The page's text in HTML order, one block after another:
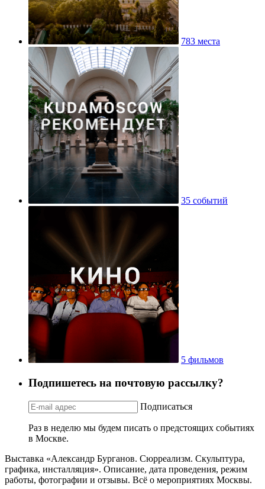
783 места
35 событий
5 фильмов
Подпишетесь на почтовую рассылку?
Подписаться
Раз в неделю мы будем писать о предстоящих событиях
в Москве.
Выставка «Александр Бурганов. Сюрреализм. Скульптура,
графика, инсталляция». Описание, дата проведения, режим
работы, фотографии и отзывы. Всё о мероприятиях Москвы.